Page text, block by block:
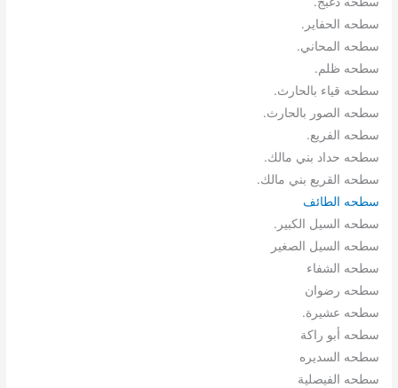
سطحه الحفاير.
سطحه المحاني.
سطحه ظلم.
سطحه قياء بالحارث.
سطحه الصور بالحارث.
سطحه الفريع.
سطحه حداد بني مالك.
سطحه القريع بني مالك.
سطحه الطائف
سطحه السيل الكبير.
سطحه السيل الصغير
سطحه الشفاء
سطحه رضوان
سطحه عشيرة.
سطحه أبو راكة
سطحه السديره
سطحه الفيصلية